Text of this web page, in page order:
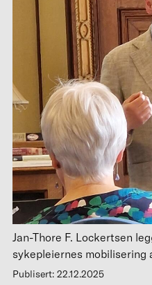
Jan-Thore F. Lockertsen
sykepleiernes mobilisering
Publisert: 22.12.2025